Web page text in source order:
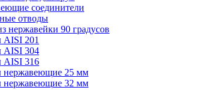
соединители
отводы
нержавейки 90 градусов
201
AISI 304
AISI 316
нержавеющие 25 мм
нержавеющие 32 мм